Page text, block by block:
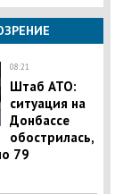
08:21
Штаб АТО:
ситуация на
Донбассе
обострилась,
79